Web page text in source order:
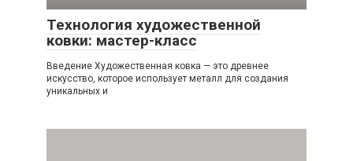
Технология художественной
ковки: мастер-класс
Введение Художественная ковка — это древнее
искусство, которое использует металл для создания
уникальных и